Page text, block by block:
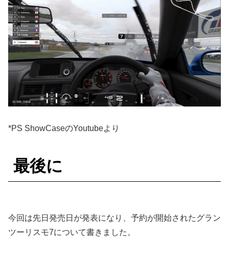
*PS ShowCaseのYoutubeより
最後に
今回は先日発売日が発表になり、予約が開始されたグラン
ツーリスモ7について書きました。